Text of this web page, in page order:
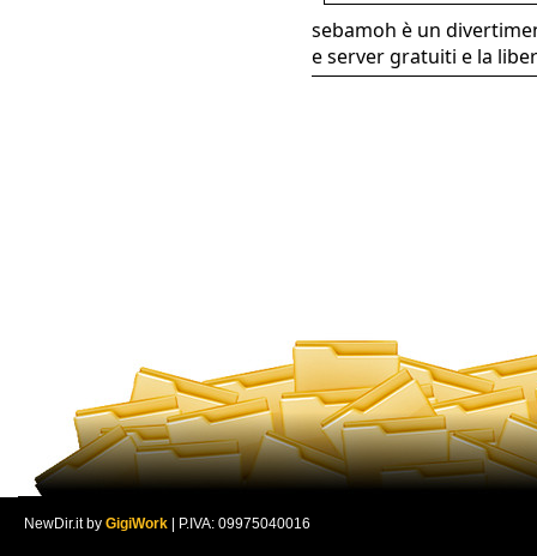
sebamoh è un
e server gratuiti e la
NewDir.it by GigiWork | P.IVA: 09975040016